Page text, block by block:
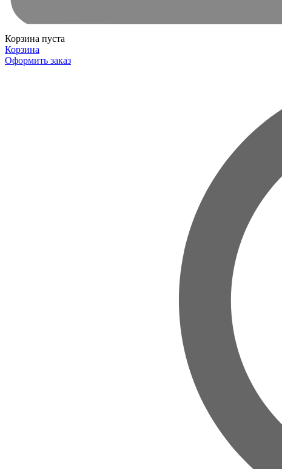
Корзина пуста
Корзина
Оформить заказ